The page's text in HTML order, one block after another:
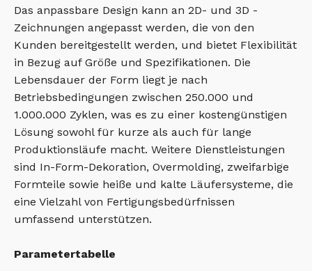
Das anpassbare Design kann an 2D- und 3D -
Zeichnungen angepasst werden, die von den
Kunden bereitgestellt werden, und bietet Flexibilität
in Bezug auf Größe und Spezifikationen. Die
Lebensdauer der Form liegt je nach
Betriebsbedingungen zwischen 250.000 und
1.000.000 Zyklen, was es zu einer kostengünstigen
Lösung sowohl für kurze als auch für lange
Produktionsläufe macht. Weitere Dienstleistungen
sind In-Form-Dekoration, Overmolding, zweifarbige
Formteile sowie heiße und kalte Läufersysteme, die
eine Vielzahl von Fertigungsbedürfnissen
umfassend unterstützen.
Parametertabelle